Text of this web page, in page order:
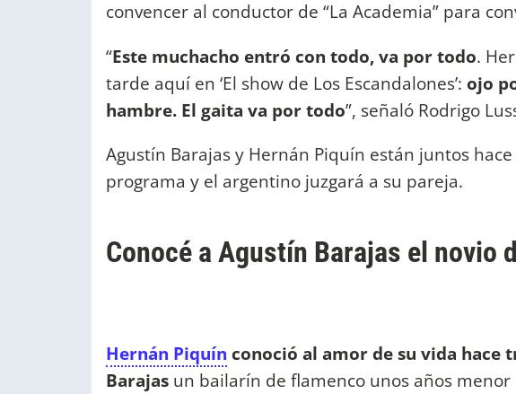
convencer al conductor de “La Academia” para
“Este muchacho entró con todo, va por todo.
tarde aquí en ‘El show de Los Escandalones’: ojo
hambre. El gaita va por todo”, señaló Rodrigo
Agustín Barajas y Hernán Piquín están juntos
programa y el argentino juzgará a su pareja.
Conocé a Agustín Barajas el novio
Hernán Piquín conoció al amor de su vida hace
Barajas un bailarín de flamenco unos años